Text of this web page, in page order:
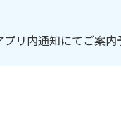
リ内通知にてご案内